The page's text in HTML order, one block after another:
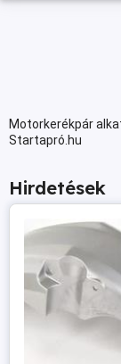
Motorkerékpár
Startapró.hu
Hirdetések